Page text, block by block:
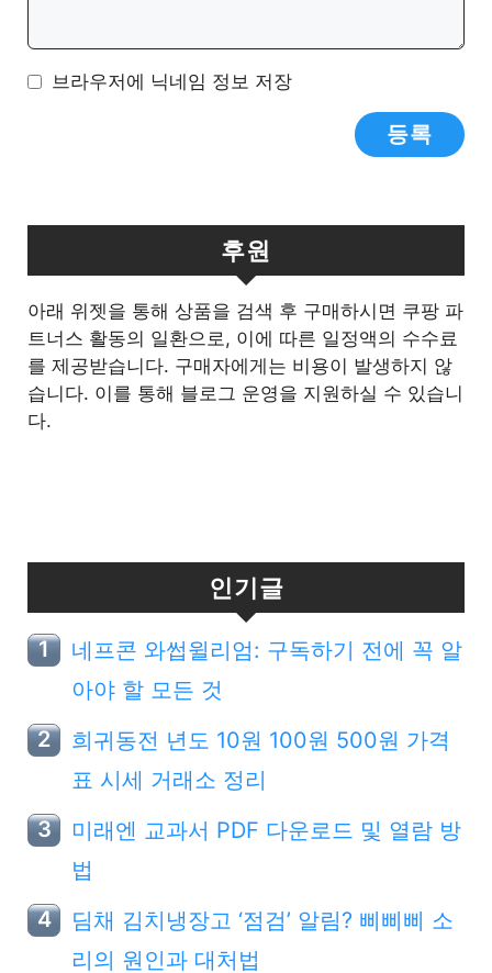
브라우저에 닉네임 정보 저장
후원
아래 위젯을 통해 상품을 검색 후 구매하시면 쿠팡 파
트너스 활동의 일환으로, 이에 따른 일정액의 수수료
를 제공받습니다. 구매자에게는 비용이 발생하지 않
습니다. 이를 통해 블로그 운영을 지원하실 수 있습니
다.
인기글
네프콘 와썹윌리엄: 구독하기 전에 꼭 알
아야 할 모든 것
희귀동전 년도 10원 100원 500원 가격
표 시세 거래소 정리
미래엔 교과서 PDF 다운로드 및 열람 방
법
딤채 김치냉장고 ‘점검’ 알림? 삐삐삐 소
리의 원인과 대처법